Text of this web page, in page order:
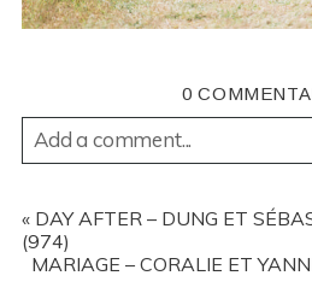
0
Add a comment...
REQUIRED FIELDS ARE
« DAY AFTER – DUNG ET
(974)
MARIAGE – CORALIE ET